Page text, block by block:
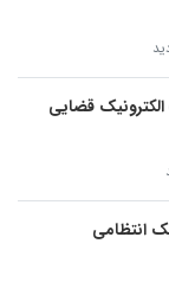
قضایی
انتظامی